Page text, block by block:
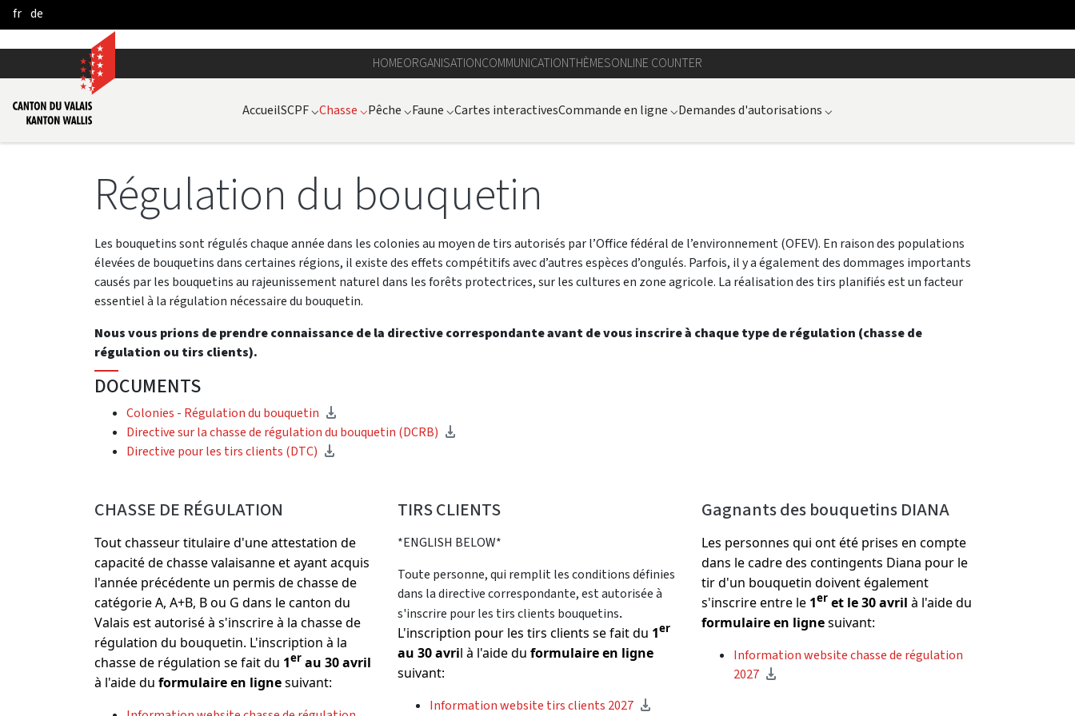
Skip to Main Content
fr de
HOMEORGANISATIONCOMMUNICATIONTHÈMESONLINE COUNTER
AccueilSCPF⌵Chasse ⌵Pêche ⌵Faune ⌵Cartes interactivesCommande en ligne ⌵Demandes d'autorisations ⌵
Régulation du bouquetin
Les bouquetins sont régulés chaque année dans les colonies au moyen de tirs autorisés par l’Office fédéral de l’environnement (OFEV). En raison des populations
élevées de bouquetins dans certaines régions, il existe des effets compétitifs avec d’autres espèces d’ongulés. Parfois, il y a également des dommages importants
causés par les bouquetins au rajeunissement naturel dans les forêts protectrices, sur les cultures en zone agricole. La réalisation des tirs planifiés est un facteur
essentiel à la régulation nécessaire du bouquetin.
Nous vous prions de prendre connaissance de la directive correspondante avant de vous inscrire à chaque type de régulation (chasse de
régulation ou tirs clients).
DOCUMENTS
Colonies - Régulation du bouquetin
Directive sur la chasse de régulation du bouquetin (DCRB)
Directive pour les tirs clients (DTC)
CHASSE DE RÉGULATION
Tout chasseur titulaire d'une attestation de
capacité de chasse valaisanne et ayant acquis
l'année précédente un permis de chasse de
catégorie A, A+B, B ou G dans le canton du
Valais est autorisé à s'inscrire à la chasse de
régulation du bouquetin. L'inscription à la
chasse de régulation se fait du 1er au 30 avril
à l'aide du formulaire en lignesuivant:
TIRS CLIENTS
*ENGLISH BELOW*
Toute personne, qui remplit les conditions définies
dans la directive correspondante, est autorisée à
s'inscrire pour les tirs clients bouquetins.
L'inscription pour les tirs clients se fait du 1er
au 30 avril à l'aide duformulaire en ligne
suivant:
Information website tirs clients 2027
Gagnants des bouquetins DIANA
Les personnes qui ont été prises en compte
dans le cadre des contingents Diana pour le
tir d'un bouquetin doivent également
s'inscrire entre le 1eret le 30 avril à l'aide du
formulaire en lignesuivant:
Information website chasse de régulation
2027